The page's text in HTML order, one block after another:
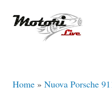
Home » Nuova Porsche